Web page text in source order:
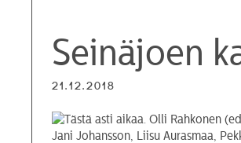
Seinäjoen
21.12.2018
Jani Johansson, Liisu Aurasmaa,